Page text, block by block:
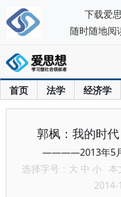
首页 法学 经济学
郭枫：我的时
————2013年5月
选择字号： 大 中 小 本
2014-
下载爱
随时随地阅